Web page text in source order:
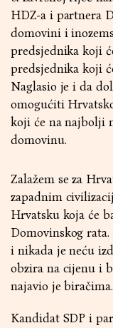
HDZ-a i partnera
domovini i
predsjednika koji
predsjednika koji
Naglasio je i da
omogućiti
koji će na najbolji
domovinu.
Zalažem se za
zapadnim
Hrvatsku koja će
Domovinskog
i nikada je neću
obzira na cijenu i
najavio je biračima.
Kandidat SDP i